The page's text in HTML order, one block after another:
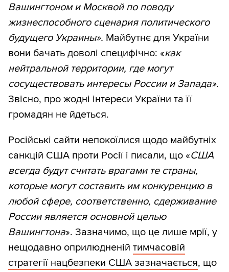
Вашингтоном и Москвой по поводу
жизнеспособного сценария политического
будущего Украины». Майбутнє для України
вони бачать доволі специфічно: «как
нейтральной территории, где могут
сосуществовать интересы России и Запада».
Звісно, про жодні інтереси України та її
громадян не йдеться.
Російські сайти непокоїлися щодо майбутніх
санкцій США проти Росії і писали, що «США
всегда будут считать врагами те страны,
которые могут составить им конкуренцию в
любой сфере, соответственно, сдерживание
России является основной целью
Вашингтона». Зазначимо, що це лише мрії, у
нещодавно оприлюдненій тимчасовій
стратегії нацбезпеки США зазначається, що